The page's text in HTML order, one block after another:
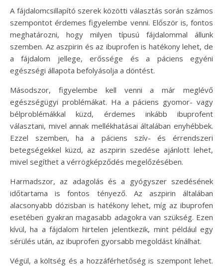
A fájdalomcsillapító szerek közötti választás során számos
szempontot érdemes figyelembe venni. Először is, fontos
meghatározni, hogy milyen típusú fájdalommal állunk
szemben. Az aszpirin és az ibuprofen is hatékony lehet, de
a fájdalom jellege, erőssége és a páciens egyéni
egészségi állapota befolyásolja a döntést.
Másodszor, figyelembe kell venni a már meglévő
egészségügyi problémákat. Ha a páciens gyomor- vagy
bélproblémákkal küzd, érdemes inkább ibuprofent
választani, mivel annak mellékhatásai általában enyhébbek.
Ezzel szemben, ha a páciens szív- és érrendszeri
betegségekkel küzd, az aszpirin szedése ajánlott lehet,
mivel segíthet a vérrögképződés megelőzésében.
Harmadszor, az adagolás és a gyógyszer szedésének
időtartama is fontos tényező. Az aszpirin általában
alacsonyabb dózisban is hatékony lehet, míg az ibuprofen
esetében gyakran magasabb adagokra van szükség. Ezen
kívül, ha a fájdalom hirtelen jelentkezik, mint például egy
sérülés után, az ibuprofen gyorsabb megoldást kínálhat.
Végül, a költség és a hozzáférhetőség is szempont lehet.